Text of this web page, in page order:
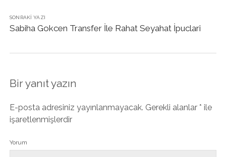
SONRAKI YAZI
Sabiha Gokcen Transfer İle Rahat Seyahat İpuclari
Bir yanıt yazın
E-posta adresiniz yayınlanmayacak. Gerekli alanlar * ile
işaretlenmişlerdir
Yorum